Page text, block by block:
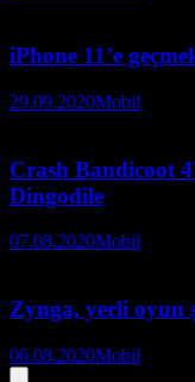
iPhone 11’e
29.09.2020Mobil
Crash Bandicoot
Dingodile
07.08.2020Mobil
Zynga, yerli oyun
06.08.2020Mobil